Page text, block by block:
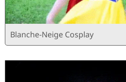
Blanche-Neige Cosplay